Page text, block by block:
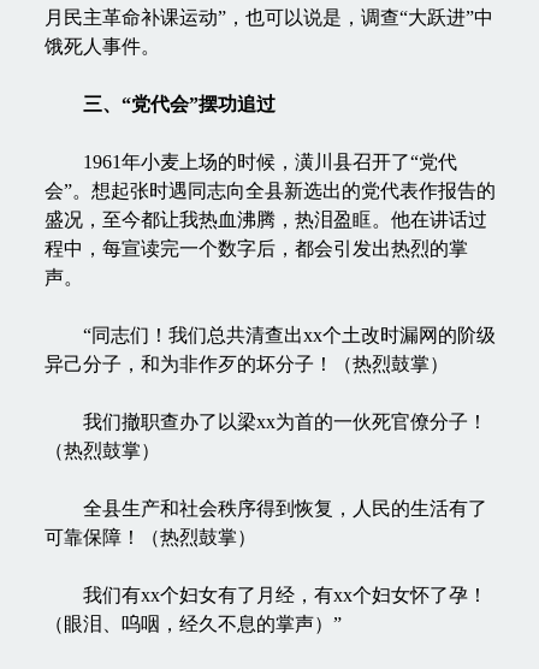
月民主革命补课运动”，也可以说是，调查“大跃进”中
饿死人事件。
三、“党代会”摆功追过
1961年小麦上场的时候，潢川县召开了“党代
会”。想起张时遇同志向全县新选出的党代表作报告的
盛况，至今都让我热血沸腾，热泪盈眶。他在讲话过
程中，每宣读完一个数字后，都会引发出热烈的掌
声。
“同志们！我们总共清查出xx个土改时漏网的阶级
异己分子，和为非作歹的坏分子！（热烈鼓掌）
我们撤职查办了以梁xx为首的一伙死官僚分子！
（热烈鼓掌）
全县生产和社会秩序得到恢复，人民的生活有了
可靠保障！（热烈鼓掌）
我们有xx个妇女有了月经，有xx个妇女怀了孕！
（眼泪、呜咽，经久不息的掌声）”